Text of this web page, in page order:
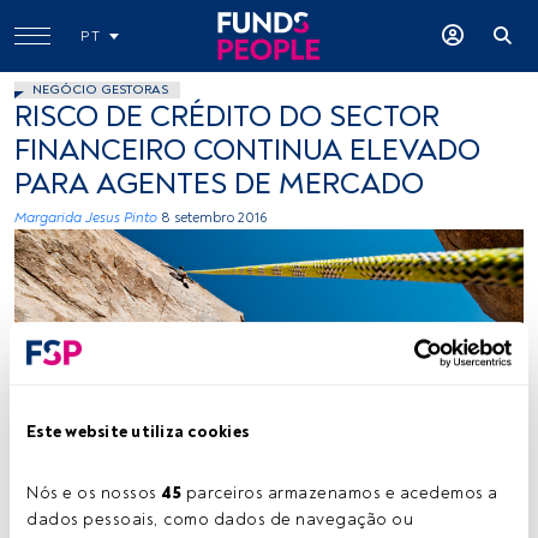
Este website utiliza cookies
Nós e os nossos 45 parceiros armazenamos e acedemos a
dados pessoais, como dados de navegação ou
PT
NEGÓCIO GESTORAS
RISCO DE CRÉDITO DO SECTOR
FINANCEIRO CONTINUA ELEVADO
PARA AGENTES DE MERCADO
Margarida Jesus Pinto 8 setembro 2016
LIGHTPLAY, Flickr, Creative Commons
Tempo de leitura:1 s.